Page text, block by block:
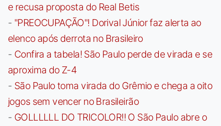
e recusa proposta do Real Betis
- "PREOCUPAÇÃO"! Dorival Júnior faz alerta ao
elenco após derrota no Brasileiro
- Confira a tabela! São Paulo perde de virada e se
aproxima do Z-4
- São Paulo toma virada do Grêmio e chega a oito
jogos sem vencer no Brasileirão
- GOLLLLLL DO TRICOLOR!! O São Paulo abre o